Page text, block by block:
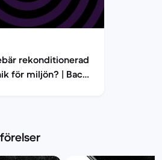
rekonditionerad
för miljön? | Back